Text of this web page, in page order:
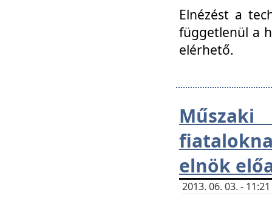
Elnézést a
függetlenül a
elérhető.
elnök
2013. 06. 03. -